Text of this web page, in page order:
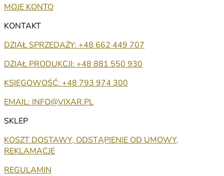
MOJE KONTO
KONTAKT
DZIAŁ SPRZEDAŻY: +48 662 449 707
DZIAŁ PRODUKCJI: +48 881 550 930
KSIĘGOWOŚĆ: +48 793 974 300
EMAIL: INFO@VIXAR.PL
SKLEP
KOSZT DOSTAWY, ODSTĄPIENIE OD UMOWY,
REKLAMACJE
REGULAMIN